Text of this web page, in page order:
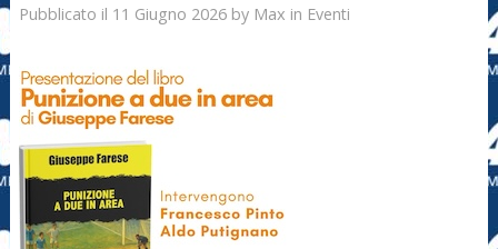
Pubblicato il 11 Giugno 2026by Max in Eventi